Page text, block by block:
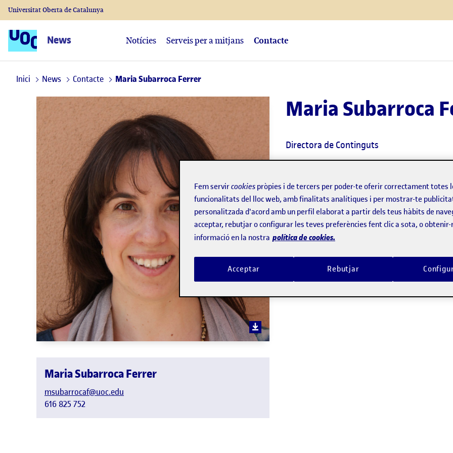
Universitat Oberta de Catalunya
News Notícies Serveis per a mitjans Contacte
Inici News Contacte Maria Subarroca Ferrer
Maria Subarroca Ferrer
msubarrocaf@uoc.edu
616 825 752
Maria Subarroca
Directora de Continguts
Fem servircookies pròpies i de tercers per poder-te oferir correctament totes
funcionalitats del lloc web, amb finalitats analítiques i per mostrar-te
personalitzada d'acord amb un perfil elaborat a partir dels teus hàbits de
acceptar, rebutjar o configurar les teves preferències fent clic a sota, o obtenir-
informació en la nostra política de cookies.
Rebutjar
Acceptar